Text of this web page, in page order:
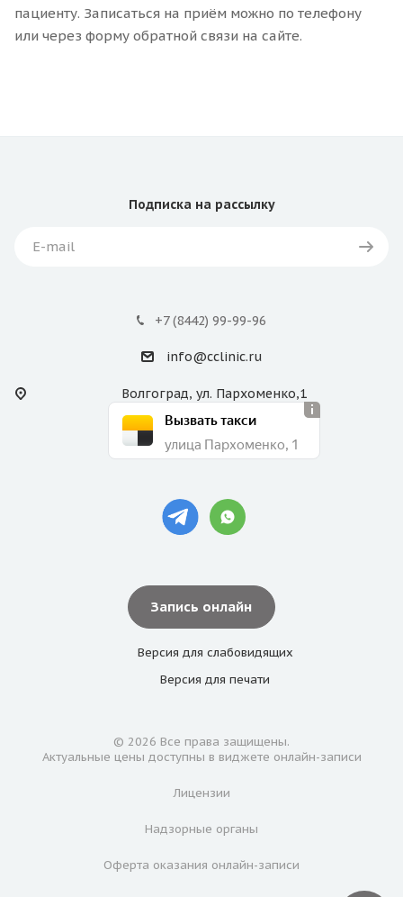
пациенту. Записаться на приём можно по телефону
или через форму обратной связи на сайте.
Подписка на рассылку
+7 (8442) 99-99-96
info@cclinic.ru
Волгоград, ул. Пархоменко,1
Вызвать такси
улица Пархоменко, 1
Запись онлайн
Версия для слабовидящих
Версия для печати
© 2026 Все права защищены.
Актуальные цены доступны в виджете онлайн-записи
Лицензии
Надзорные органы
Оферта оказания онлайн-записи